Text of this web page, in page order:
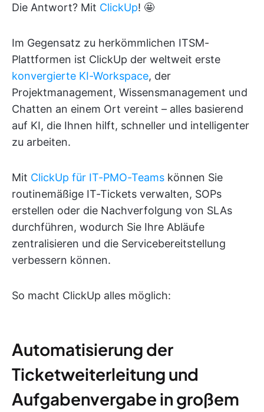
Die Antwort? Mit ClickUp! 🤩
Im Gegensatz zu herkömmlichen ITSM-
Plattformen ist ClickUp der weltweit erste
konvergierte KI-Workspace, der
Projektmanagement, Wissensmanagement und
Chatten an einem Ort vereint – alles basierend
auf KI, die Ihnen hilft, schneller und intelligenter
zu arbeiten.
Mit ClickUp für IT-PMO-Teams können Sie
routinemäßige IT-Tickets verwalten, SOPs
erstellen oder die Nachverfolgung von SLAs
durchführen, wodurch Sie Ihre Abläufe
zentralisieren und die Servicebereitstellung
verbessern können.
So macht ClickUp alles möglich:
Automatisierung der
Ticketweiterleitung und
Aufgabenvergabe in großem